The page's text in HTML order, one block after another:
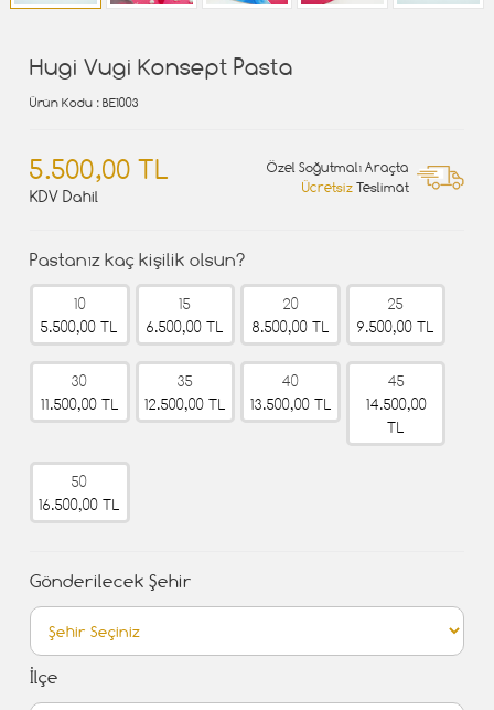
Hugi Vugi Konsept Pasta
Ürün Kodu : BE1003
5.500,00 TL
KDV Dahil
Özel Soğutmalı Araçta
Ücretsiz Teslimat
Pastanız kaç kişilik olsun?
10
5.500,00 TL
15
6.500,00 TL
20
8.500,00 TL
25
9.500,00 TL
30
11.500,00 TL
35
12.500,00 TL
40
13.500,00 TL
45
14.500,00
TL
50
16.500,00 TL
Gönderilecek Şehir
İlçe